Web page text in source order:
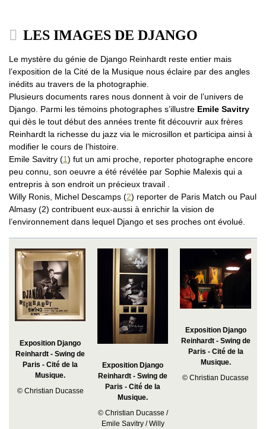
LES IMAGES DE DJANGO
Le mystère du génie de Django Reinhardt reste entier mais
l’exposition de la Cité de la Musique nous éclaire par des angles
inédits au travers de la photographie.
Plusieurs documents rares nous donnent à voir de l’univers de
Django. Parmi les témoins photographes s’illustre Emile Savitry
qui dès le tout début des années trente fit découvrir aux frères
Reinhardt la richesse du jazz via le microsillon et participa ainsi à
modifier le cours de l’histoire.
Emile Savitry (1) fut un ami proche, reporter photographe encore
peu connu, son oeuvre a été révélée par Sophie Malexis qui a
entrepris à son endroit un précieux travail .
Willy Ronis, Michel Descamps (2) reporter de Paris Match ou Paul
Almasy (2) contribuent eux-aussi à enrichir la vision de
l’environnement dans lequel Django et ses proches ont évolué.
Exposition Django
Reinhardt - Swing de
Paris - Cité de la
Musique.
© Christian Ducasse
Exposition Django
Reinhardt - Swing de
Paris - Cité de la
Musique.
© Christian Ducasse /
Emile Savitry / Willy
Exposition Django
Reinhardt - Swing de
Paris - Cité de la
Musique.
© Christian Ducasse